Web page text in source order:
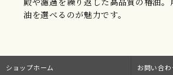
油を選べるのが魅力です。
ショップホーム お問い合わ